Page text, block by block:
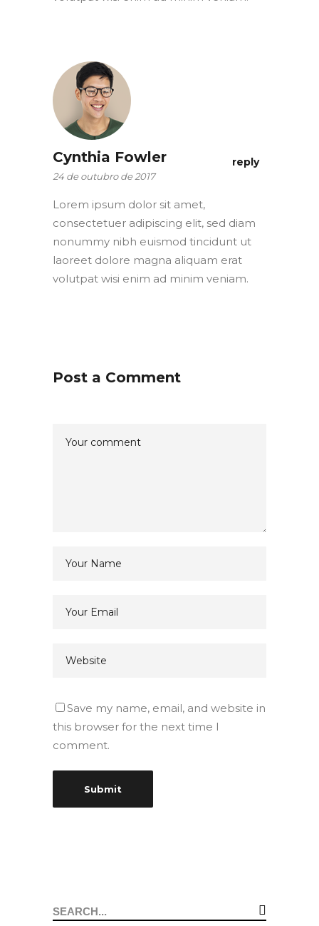
Cynthia Fowler
24 de outubro de 2017
reply
Lorem ipsum dolor sit amet,
consectetuer adipiscing elit, sed diam
nonummy nibh euismod tincidunt ut
laoreet dolore magna aliquam erat
volutpat wisi enim ad minim veniam.
Post a Comment
Save my name, email, and website in
this browser for the next time I
comment.
Search